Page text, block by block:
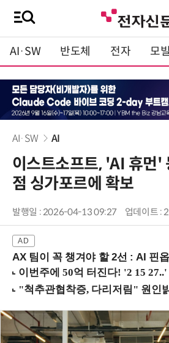
AI·SW 반도체 전자 모
AI·SW AI
이스트소프트, 'AI 휴먼'
점 싱가포르에 확보
발행일 : 2026-04-13 09:27 업데이트 :
AX 팀이 꼭 챙겨야 할 2선 : AI 핀옵스(FinOps)와 토큰